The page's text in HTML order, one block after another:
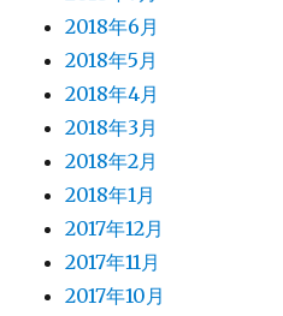
2018年6月
2018年5月
2018年4月
2018年3月
2018年2月
2018年1月
2017年12月
2017年11月
2017年10月